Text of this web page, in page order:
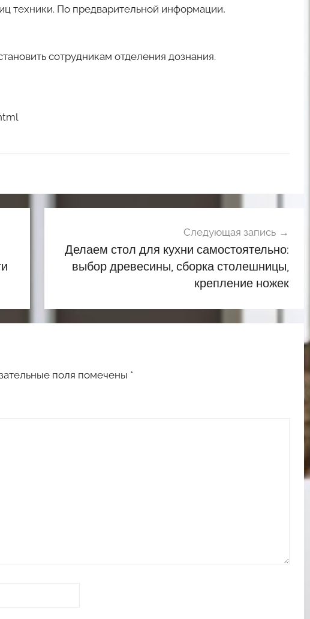
техники. По предварительной информации,
сотрудникам отделения дознания.
Следующая запись
Делаем стол для кухни самостоятельно:
выбор древесины, сборка столешницы,
крепление ножек
поля помечены *